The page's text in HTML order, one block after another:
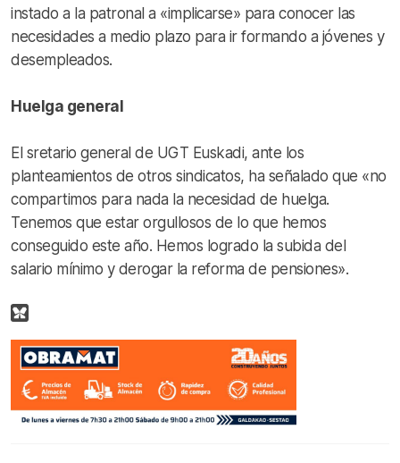
instado a la patronal a «implicarse» para conocer las
necesidades a medio plazo para ir formando a jóvenes y
desempleados.
Huelga general
El sretario general de UGT Euskadi, ante los
planteamientos de otros sindicatos, ha señalado que «no
compartimos para nada la necesidad de huelga.
Tenemos que estar orgullosos de lo que hemos
conseguido este año. Hemos logrado la subida del
salario mínimo y derogar la reforma de pensiones».